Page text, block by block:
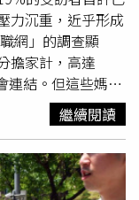
，特別是餐飲、觀
以後擴點需求，
部署，將新鮮人
並且提供未來職位
力沉重，近乎形成
網」的調查顯
擔家計，高達
連結。但這些媽媽
達10.9小時，
過勞的現象。經濟
吃緊，其中有四分
問題，長期低薪、
負擔，以及職涯受
繼續閱讀